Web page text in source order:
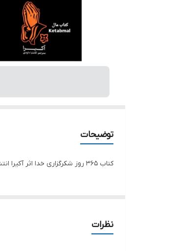
توضیحات
کتاب 365 روز شکرگزاری خدا اثر آکیرا انتشارات نیک فرجام جلد شومیز قطع رقعی تعداد صفحات 120
نظرات